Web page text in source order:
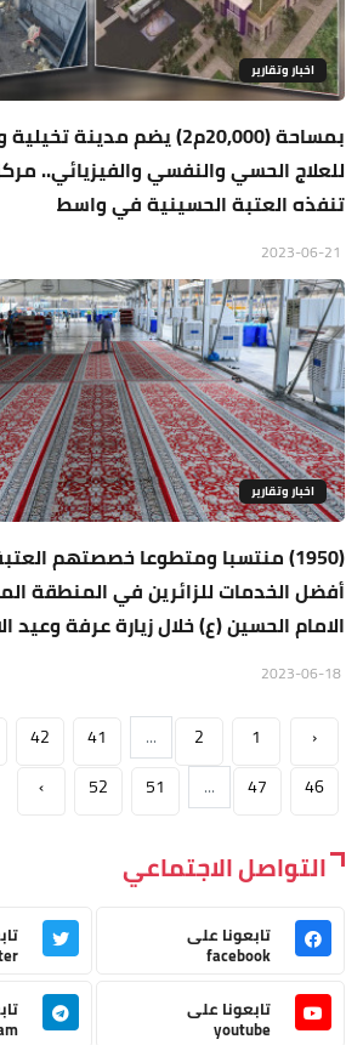
اخبار وتقارير
للعلاج الحسي والنفسي والفيزيائي..
تنفذه العتبة الحسينية في واسط
اخبار وتقارير
(1950) منتسبا ومتطوعا خصصتهم
أفضل الخدمات للزائرين في المنطقة
الامام الحسين (ع) خلال زيارة عرفة وعيد
‹
1
2
...
41
42
46
47
...
51
52
›
التواصل الاجتماعي
تابعونا على
facebook
تابعونا على
youtube